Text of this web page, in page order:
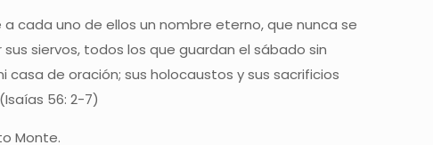
cada uno de ellos un nombre eterno, que nunca se
siervos, todos los que guardan el sábado sin
de oración; sus holocaustos y sus sacrificios
56: 2-7)
Monte.